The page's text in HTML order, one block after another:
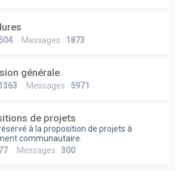
Messages : 1873
générale
Messages : 5971
de projets
à la proposition de projets à
communautaire.
Messages : 300